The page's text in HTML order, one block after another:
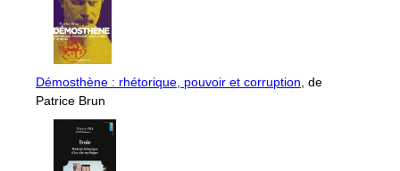
Démosthène : rhétorique, pouvoir et corruption, de
Patrice Brun